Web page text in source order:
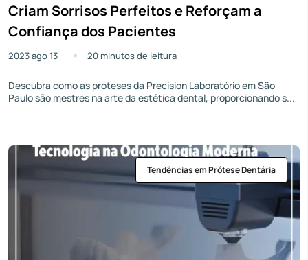
Criam Sorrisos Perfeitos e Reforçam a
Confiança dos Pacientes
2023 ago 13 20 minutos de leitura
Descubra como as próteses da Precision Laboratório em São
Paulo são mestres na arte da estética dental, proporcionando s...
Tendências em Prótese Dentária